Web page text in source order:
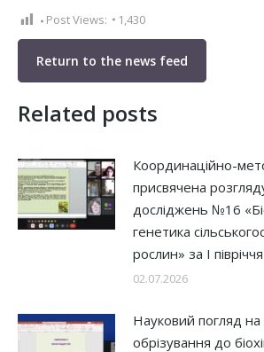
Post Views: 1,430
Return to the news feed
Related posts
Координаційно-
присвячена
досліджень №16
генетика
рослин» за І
02.07.2026
Науковий погляд на
обрізування до